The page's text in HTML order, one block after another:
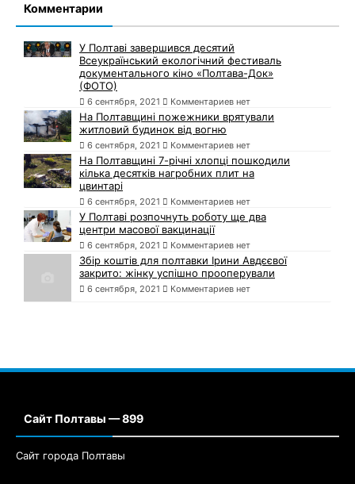
Комментарии
У Полтаві завершився десятий
Всеукраїнський екологічний фестиваль
документального кіно «Полтава-Док»
(ФОТО)
6 сентября, 2021 Комментариев нет
На Полтавщині пожежники врятували
житловий будинок від вогню
6 сентября, 2021 Комментариев нет
На Полтавщині 7-річні хлопці пошкодили
кілька десятків нагробних плит на
цвинтарі
6 сентября, 2021 Комментариев нет
У Полтаві розпочнуть роботу ще два
центри масової вакцинації
6 сентября, 2021 Комментариев нет
Збір коштів для полтавки Ірини Авдєєвої
закрито: жінку успішно прооперували
6 сентября, 2021 Комментариев нет
Сайт Полтавы — 899
Сайт города Полтавы